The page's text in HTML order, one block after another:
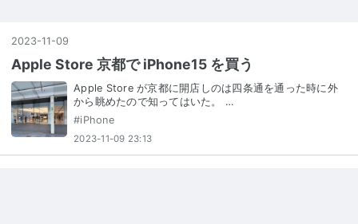
2023-11 -09
Apple Store 京都で iPhone15 を買う
Apple Store が京都に開店しのは四条通を通った時に外
から眺めたので知ってはいた。 …
#iPhone
2023-11-09 23:13